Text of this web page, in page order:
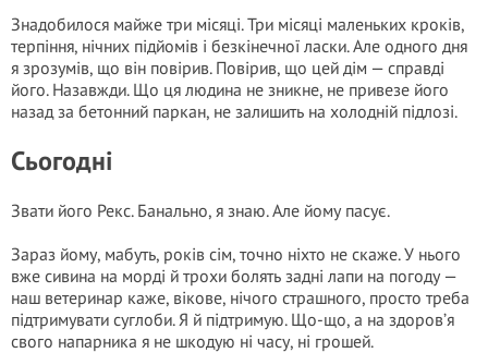
Знадобилося майже три місяці. Три місяці маленьких кроків,
терпіння, нічних підйомів і безкінечної ласки. Але одного дня
я зрозумів, що він повірив. Повірив, що цей дім — справді
його. Назавжди. Що ця людина не зникне, не привезе його
назад за бетонний паркан, не залишить на холодній підлозі.
Сьогодні
Звати його Рекс. Банально, я знаю. Але йому пасує.
Зараз йому, мабуть, років сім, точно ніхто не скаже. У нього
вже сивина на морді й трохи болять задні лапи на погоду —
наш ветеринар каже, вікове, нічого страшного, просто треба
підтримувати суглоби. Я й підтримую. Що-що, а на здоров’я
свого напарника я не шкодую ні часу, ні грошей.